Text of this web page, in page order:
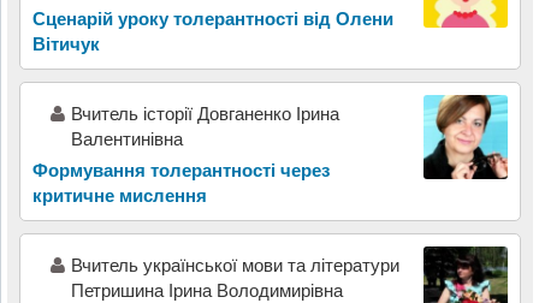
Сценарій уроку толерантності від Олени
Вітичук
Вчитель історії Довганенко Ірина
Валентинівна
Формування толерантності через
критичне мислення
Вчитель украïнськоï мови та лiтератури
Петришина Iрина Володимирiвна